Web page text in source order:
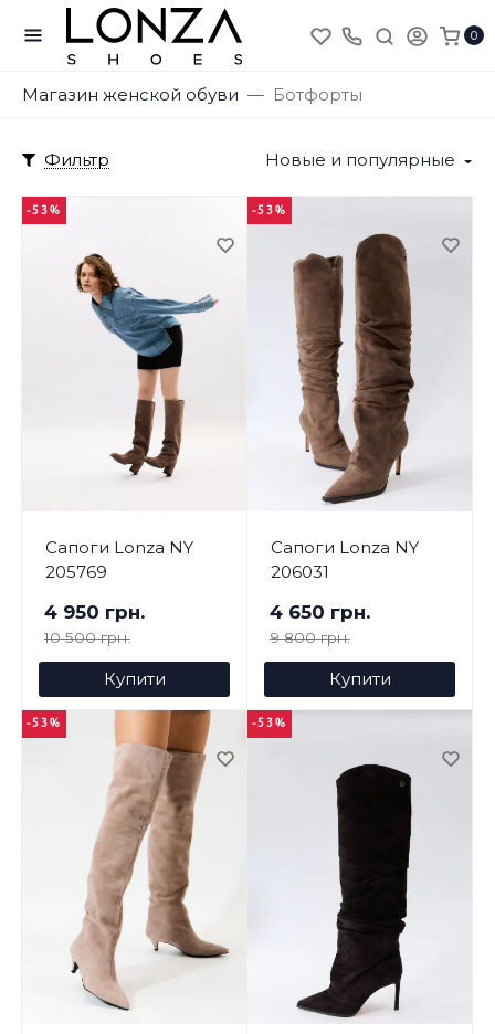
0
Магазин женской обуви Ботфорты
Фильтр Новые и популярные
-53%
Сапоги Lonza NY
205769
4 950 грн.
10 500 грн.
Купити
-53%
Сапоги Lonza NY
206031
4 650 грн.
9 800 грн.
Купити
-53% -53%